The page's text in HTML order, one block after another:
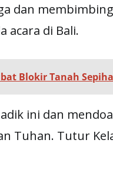
dan
acara di Bali.
Blokir Tanah
ini dan
Tuhan. Tutur